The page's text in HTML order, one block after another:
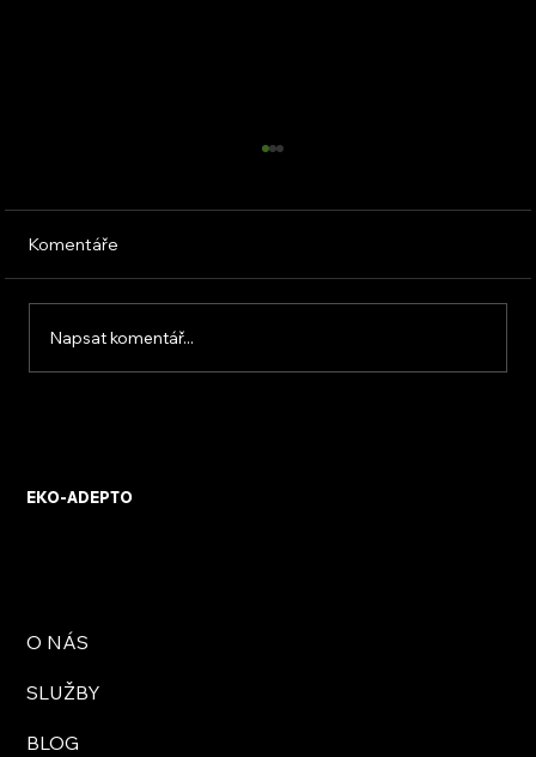
Komentáře
Napsat komentář...
EKO-ADEPTO
O NÁS
SLUŽBY
BLOG